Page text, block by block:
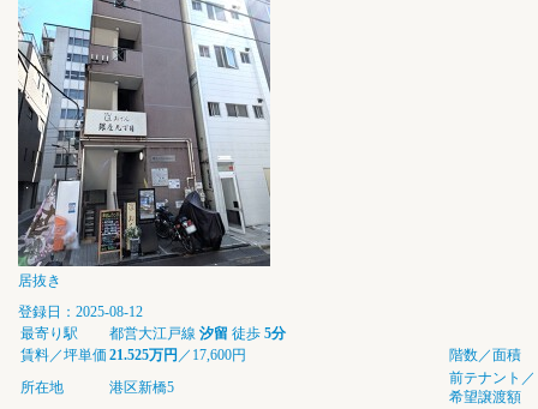
居抜き
登録日：2025-08-12
最寄り駅
都営大江戸線 汐留 徒歩 5分
賃料／坪単価 21.525万円 ／17,600円
階数／面積
所在地
港区新橋5
前テナント／
希望譲渡額